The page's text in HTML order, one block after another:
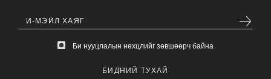
Би нууцлалын нөхцлийг зөвшөөрч байна
БИДНИЙ ТУХАЙ